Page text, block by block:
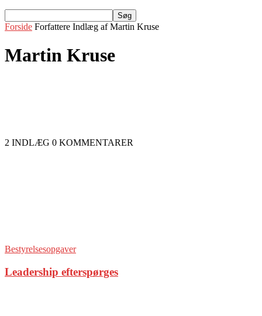
Forside Forfattere Indlæg af Martin Kruse
Martin Kruse
2 INDLÆG 0 KOMMENTARER
Bestyrelsesopgaver
Leadership efterspørges